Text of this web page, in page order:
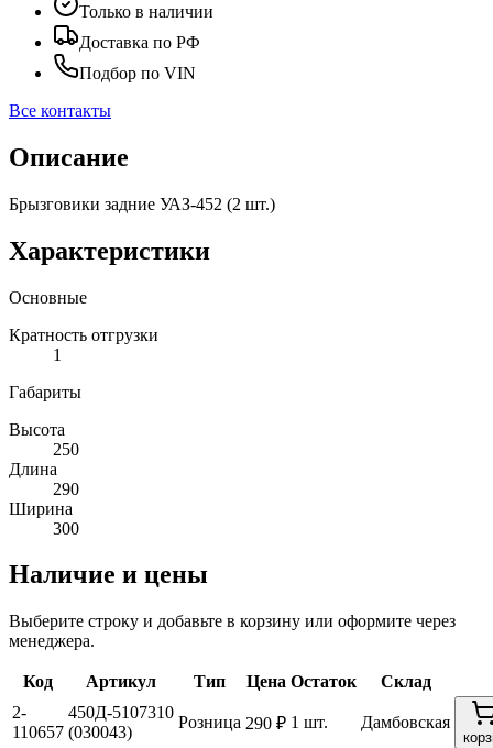
Только в наличии
Доставка по РФ
Подбор по VIN
Все контакты
Описание
Брызговики задние УАЗ-452 (2 шт.)
Характеристики
Основные
Кратность отгрузки
1
Габариты
Высота
250
Длина
290
Ширина
300
Наличие и цены
Выберите строку и добавьте в корзину или оформите через
менеджера.
Код Артикул Тип Цена Остаток
Склад
2-
110657
450Д-5107310
(030043)
Розница 290 ₽ 1 шт. Дамбовская